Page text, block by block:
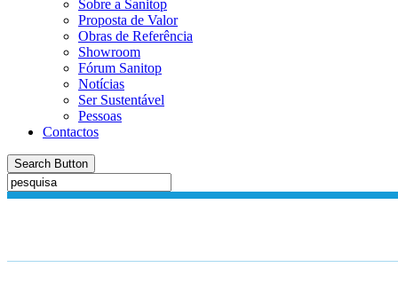
Sobre a Sanitop
Proposta de Valor
Obras de Referência
Showroom
Fórum Sanitop
Notícias
Ser Sustentável
Pessoas
Contactos
Search Button